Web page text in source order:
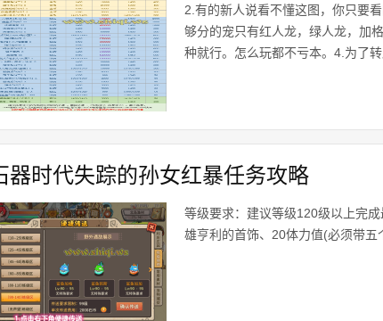
2.有的新人说看不懂这图，你只要
够分的宠只有红人龙，绿人龙，加
种就行。怎么玩都不亏本。4.为了转
器时代失踪的孙女红暴任务攻略
等级要求：建议等级120级以上完
雄亨利的首饰、20体力值(必须带五